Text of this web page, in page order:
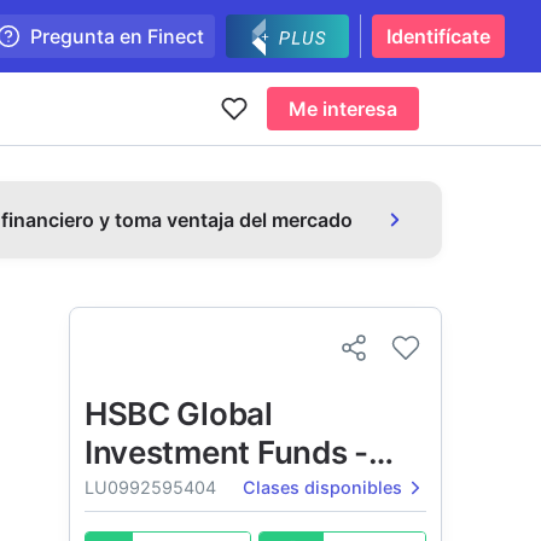
Pregunta en Finect Identifícate
Me interesa
y toma ventaja del mercado
HSBC Global
Investment Funds -
Global Emerging
Markets ESG Local
LU0992595404 Clases disponibles